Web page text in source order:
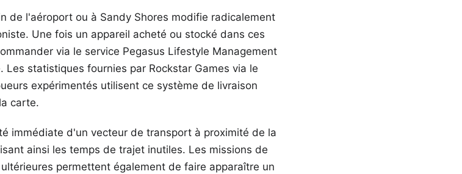
de l'aéroport ou à Sandy Shores modifie radicalement
Une fois un appareil acheté ou stocké dans ces
via le service Pegasus Lifestyle Management
statistiques fournies par Rockstar Games via le
expérimentés utilisent ce système de livraison
carte.
immédiate d'un vecteur de transport à proximité de la
ainsi les temps de trajet inutiles. Les missions de
permettent également de faire apparaître un